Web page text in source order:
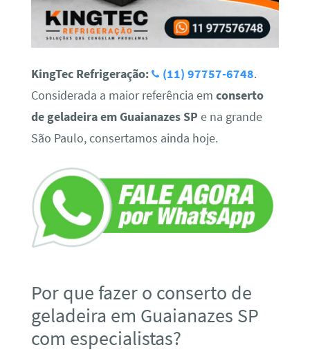
KingTec Refrigeração: (11) 97757-6748.
Considerada a maior referência em conserto
de geladeira em Guaianazes SP e na grande
São Paulo, consertamos ainda hoje.
Por que fazer o conserto de
geladeira em Guaianazes SP
com especialistas?